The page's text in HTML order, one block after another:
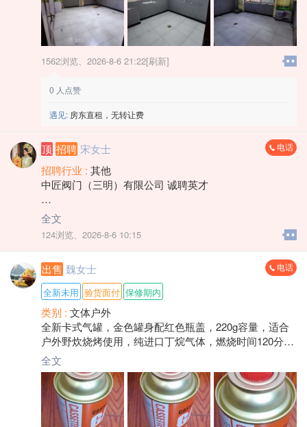
1562浏览、 2026-8-6 21:22[刷新]
0 人点赞
遇见: 房东直租，无转让费
顶 招聘 宋女士 电话
招聘行业 : 其他
中匠阀门（三明）有限公司 诚聘英才
男、30-55岁、能吃苦耐劳、试用期3500元，试用期满后
3800+全勤300+餐补10元/天
20-45岁，高中优先，试用期3500元
转正3500+全勤+餐补，技术进步快者调岗机械手4500-50
00元+全勤+餐补
3、装配包装工 10名
25-50岁，试用期3200，转正3500+全勤+餐补优秀可升
班长4000+全勤+餐䃼
☎️ 联系： 17375553111
工作地点：将乐县积善工业园中匠阀门
全文
124浏览、 2026-8-6 10:15
出售 魏女士 电话
全新未用 验货面付 保修期内
类别 : 文体户外
全新卡式气罐，金色罐身配红色瓶盖，220g容量，适合
户外野炊烧烤使用，纯进口丁烷气体，燃烧时间120分
钟，安全防爆，价格可聊，三明将乐朋友如有需要可以
电话联系我。
全文